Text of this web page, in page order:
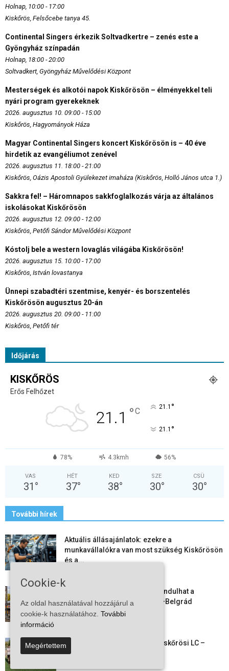
Holnap, 10:00 - 17:00
Kiskőrös, Felsőcebe tanya 45.
Continental Singers érkezik Soltvadkertre – zenés este a
Gyöngyház színpadán
Holnap, 18:00 - 20:00
Soltvadkert, Gyöngyház Művelődési Központ
Mesterségek és alkotói napok Kiskőrösön – élményekkel teli
nyári program gyerekeknek
2026. augusztus 10. 09:00 - 15:00
Kiskőrös, Hagyományok Háza
Magyar Continental Singers koncert Kiskőrösön is – 40 éve
hirdetik az evangéliumot zenével
2026. augusztus 11. 18:00 - 21:00
Kiskőrös, Oázis Apostoli Gyülekezet imaháza (Kiskőrös, Holló János utca 1.)
Sakkra fel! – Háromnapos sakkfoglalkozás várja az általános
iskolásokat Kiskőrösön
2026. augusztus 12. 09:00 - 12:00
Kiskőrös, Petőfi Sándor Művelődési Központ
Kóstolj bele a western lovaglás világába Kiskőrösön!
2026. augusztus 15. 10:00 - 17:00
Kiskőrös, István lovastanya
Ünnepi szabadtéri szentmise, kenyér- és borszentelés
Kiskőrösön augusztus 20-án
2026. augusztus 20. 09:00 - 11:00
Kiskőrös, Petőfi tér
Időjárás
KISKŐRÖS
Erős Felhőzet
21.1 °C 21.1 °
21.1 °
78% 4.3kmh 56%
VAS
31 °
HÉT
37°
KED
38°
SZE
30°
CSÜ
30°
További hírek
Aktuális állásajánlatok: ezekre a
munkavállalókra van most szükség Kiskőrösön
és a...
Vitézy Dávid: már ősszel újraindulhat a
személyszállítás a Budapest–Belgrád
vasútvonalon
Megkezdte a felkészülést a Kiskőrösi LC –
együtt maradt a keret,...
Cookie-k
Az oldal használatával hozzájárul a
cookie-k használatához. További
információ
Megértettem